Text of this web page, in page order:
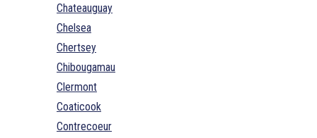
Chateauguay
Chelsea
Chertsey
Chibougamau
Clermont
Coaticook
Contrecoeur